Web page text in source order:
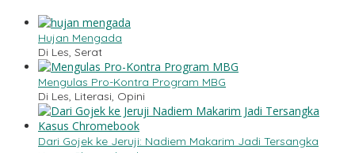
Hujan Mengada
Di Les, Serat
Mengulas Pro-Kontra Program MBG
Di Les, Literasi, Opini
Dari Gojek ke Jeruji: Nadiem Makarim Jadi Tersangka